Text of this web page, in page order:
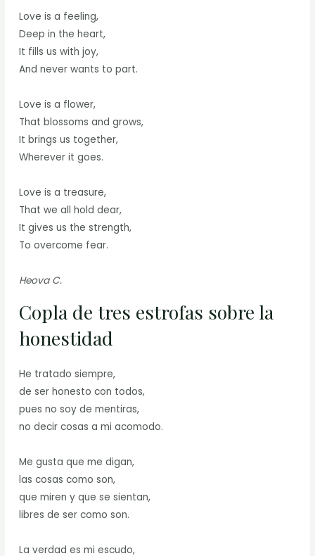
Love is a feeling,
Deep in the heart,
It fills us with joy,
And never wants to part.
Love is a flower,
That blossoms and grows,
It brings us together,
Wherever it goes.
Love is a treasure,
That we all hold dear,
It gives us the strength,
To overcome fear.
Heova C.
Copla de tres estrofas sobre la
honestidad
He tratado siempre,
de ser honesto con todos,
pues no soy de mentiras,
no decir cosas a mi acomodo.
Me gusta que me digan,
las cosas como son,
que miren y que se sientan,
libres de ser como son.
La verdad es mi escudo,